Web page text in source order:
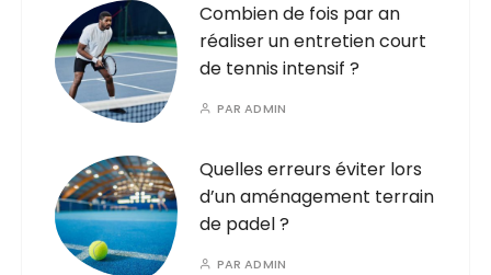
Combien de fois par an
réaliser un entretien court
de tennis intensif ?
PARADMIN
Quelles erreurs éviter lors
d’un aménagement terrain
de padel ?
PARADMIN